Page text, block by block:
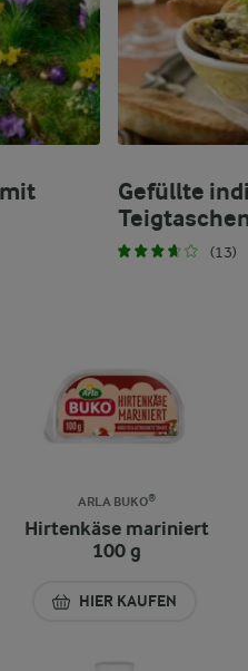
Gefüllte
(13)
ARLA BUKO®
Hirtenkäse mariniert
100 g
HIER KAUFEN